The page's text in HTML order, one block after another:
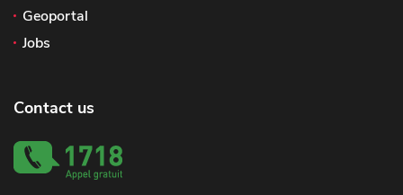
Geoportal
Jobs
Contact us